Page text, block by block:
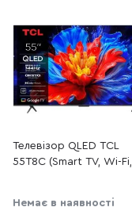
Телевізор QLED TCL
55T8C (Smart TV, Wi-Fi,
Немає в наявності